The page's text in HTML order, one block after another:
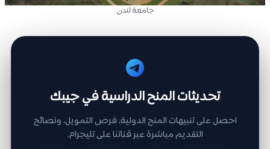
جامعة لندن
تحديثات المنح الدراسية في جيبك
احصل على تنبيهات المنح الدولية، فرص التمويل، ونصائح
التقديم مباشرة عبر قناتنا على تليجرام.